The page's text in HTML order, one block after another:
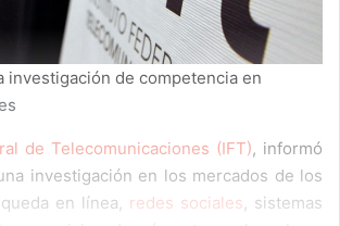
investigación de competencia en
de Telecomunicaciones (IFT), informó
investigación en los mercados de los
en línea, redes sociales , sistemas